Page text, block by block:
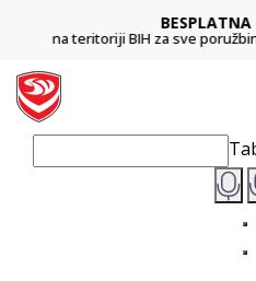
BESPLATNA
na teritoriji BIH za sve